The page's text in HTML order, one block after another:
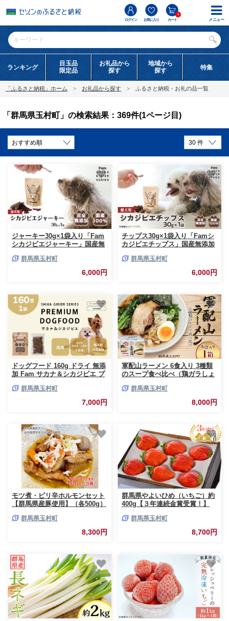
ログイン お気に入り カート
0
ランキング
目玉品
限定品
お礼品から
探す
地域から
探す
特集
「ふるさと納税」ホーム お礼品から探す ふるさと納税・お礼の品一覧
「群馬県玉村町」の検索結果：369件(1ページ目)
ジャーキー30g×1袋入り「Fam
シカジビエジャーキー」国産無
(間食用)
群馬県玉村町
6,000円
チップス30g×1袋入り「Famシ
カジビエチップス」国産無添加
食用)群馬県玉村町
6,000円
ドッグフード 160g ドライ 無添
加 Fam サカナ＆シカジビエ プ
群馬県玉村町
7,000円
軍配山ラーメン 6食入り 3種類
のスープ食べ比べ（鶏ガラしょ
群馬県玉村町
8,000円
モツ煮・ピリ辛ホルモンセット
【群馬県産豚使用】（各500g）
群馬県玉村町
8,300円
群馬県やよいひめ（いちご）約
400g【３年連続金賞受賞！】
順次発送予定
群馬県玉村町
8,700円
メニュー